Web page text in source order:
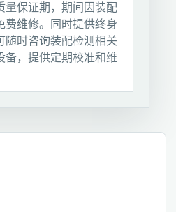
量保证期，期间因装配
费维修。同时提供终身
随时咨询装配检测相关
备，提供定期校准和维